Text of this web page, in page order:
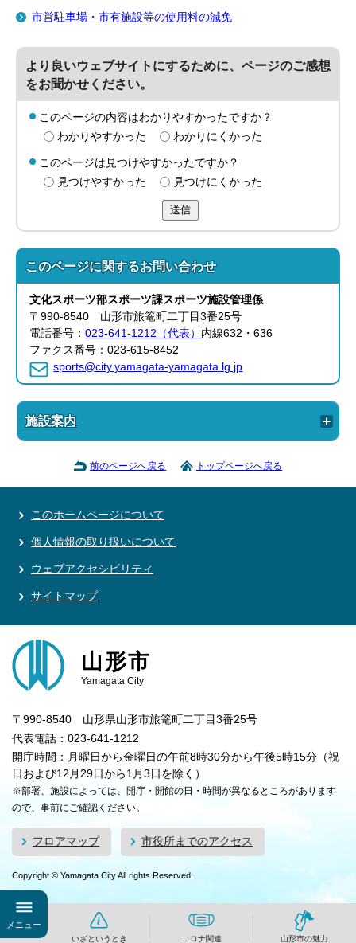
市営駐車場・市有施設等の使用料の減免
より良いウェブサイトにするために、ページのご感想
をお聞かせください。
このページの内容はわかりやすかったですか？
わかりやすかった
わかりにくかった
このページは見つけやすかったですか？
見つけやすかった
見つけにくかった
送信
このページに関するお問い合わせ
文化スポーツ部スポーツ課スポーツ施設管理係
〒990-8540 山形市旅篭町二丁目3番25号
電話番号：023-641-1212（代表） 内線632・636
ファクス番号：023-615-8452
sports@city.yamagata-yamagata.lg.jp
施設案内
前のページへ戻る トップページへ戻る
メニュー
いざというとき コロナ関連 山形市の魅力
このホームページについて
個人情報の取り扱いについて
ウェブアクセシビリティ
サイトマップ
山形市
Yamagata City
〒990-8540 山形県山形市旅篭町二丁目3番25号
代表電話：023-641-1212
開庁時間：月曜日から金曜日の午前8時30分から午後5時15分（祝
日および12月29日から1月3日を除く）
※部署、施設によっては、開庁・開館の日・時間が異なるところがあります
ので、事前にご確認ください。
フロアマップ 市役所までのアクセス
Copyright © Yamagata City All rights Reserved.